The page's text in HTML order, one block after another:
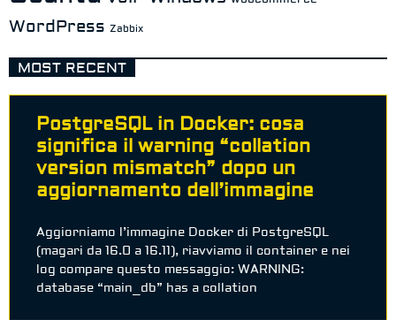
WordPress Zabbix
MOST RECENT
PostgreSQL in Docker: cosa
significa il warning “collation
version mismatch” dopo un
aggiornamento dell’immagine
Aggiorniamo l’immagine Docker di PostgreSQL
(magari da 16.0 a 16.11), riavviamo il container e nei
log compare questo messaggio: WARNING:
database “main_db” has a collation